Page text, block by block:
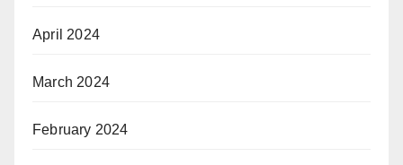
April 2024
March 2024
February 2024